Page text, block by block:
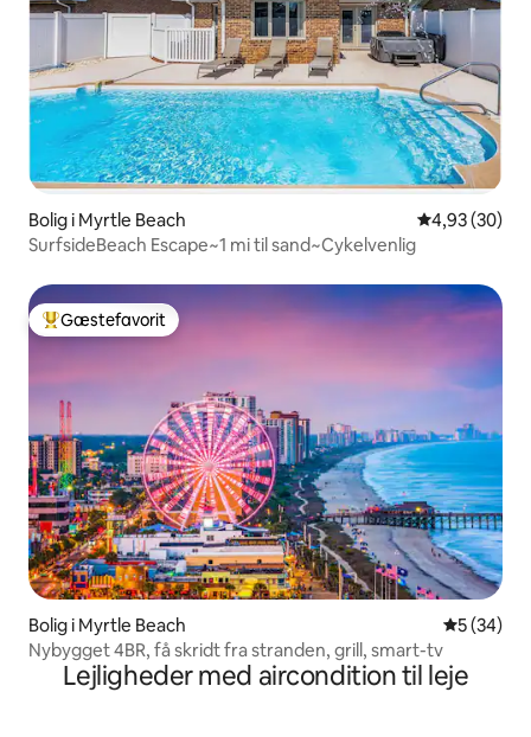
Bolig i Myrtle Beach 4,93 ud af 5 i
4,93 (30)
SurfsideBeach Escape~1 mi til sand~Cykelvenlig
Bedste gæstefavorit
Gæstefavorit
Bolig i Myrtle Beach 5 ud af 5 i
5 (34)
Nybygget 4BR, få skridt fra stranden, grill, smart-tv
Lejligheder med aircondition til leje